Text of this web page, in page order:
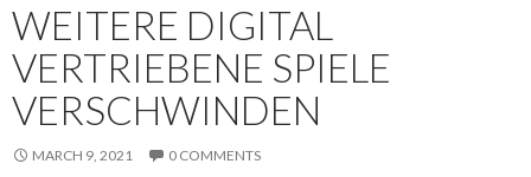
WEITERE DIGITAL
VERTRIEBENE SPIELE
VERSCHWINDEN
MARCH 9, 2021 0 COMMENTS